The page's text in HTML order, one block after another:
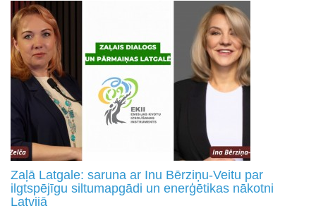
Zaļā Latgale: saruna ar Inu Bērziņu-Veitu par
ilgtspējīgu siltumapgādi un enerģētikas nākotni
Latvijā